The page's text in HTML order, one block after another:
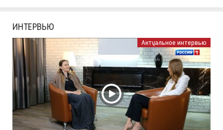
ИНТЕРВЬЮ
Актуальное интервью